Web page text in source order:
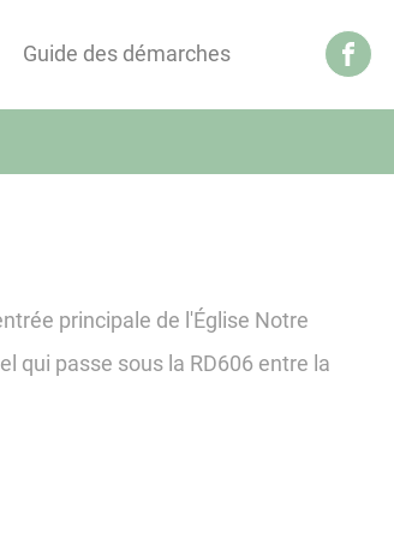
Guide des démarches
principale de l'Église Notre
qui passe sous la RD606 entre la